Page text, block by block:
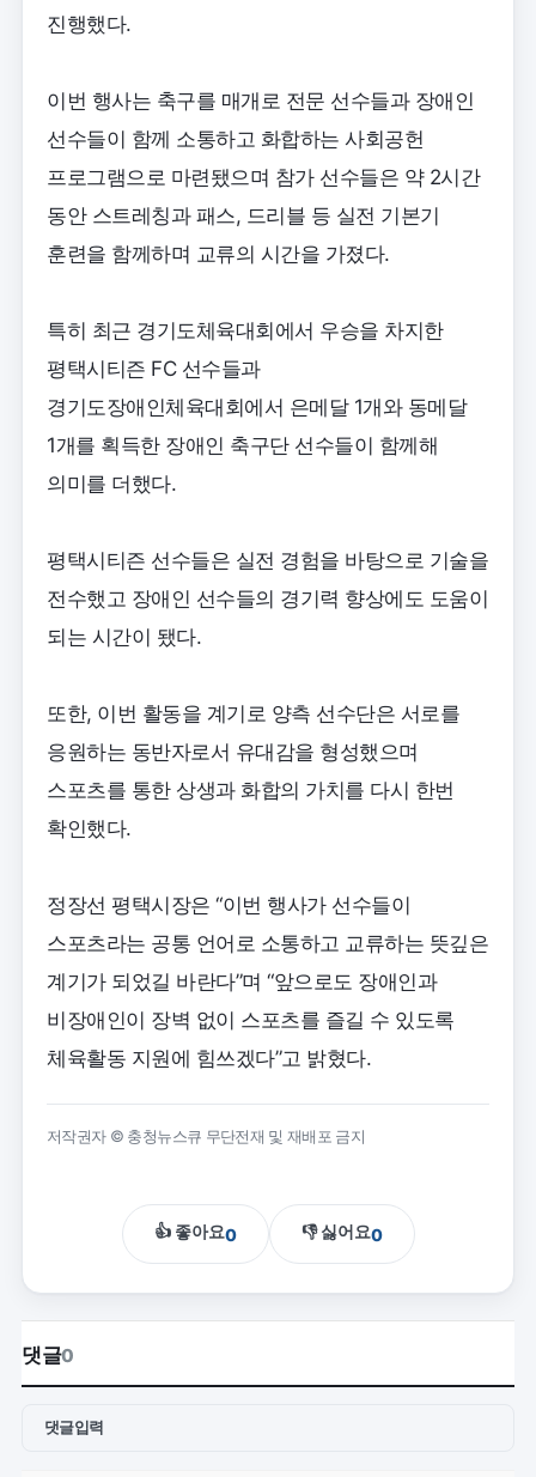
진행했다.
이번 행사는 축구를 매개로 전문 선수들과 장애인
선수들이 함께 소통하고 화합하는 사회공헌
프로그램으로 마련됐으며 참가 선수들은 약 2시간
동안 스트레칭과 패스, 드리블 등 실전 기본기
훈련을 함께하며 교류의 시간을 가졌다.
특히 최근 경기도체육대회에서 우승을 차지한
평택시티즌 FC 선수들과
경기도장애인체육대회에서 은메달 1개와 동메달
1개를 획득한 장애인 축구단 선수들이 함께해
의미를 더했다.
평택시티즌 선수들은 실전 경험을 바탕으로 기술을
전수했고 장애인 선수들의 경기력 향상에도 도움이
되는 시간이 됐다.
또한, 이번 활동을 계기로 양측 선수단은 서로를
응원하는 동반자로서 유대감을 형성했으며
스포츠를 통한 상생과 화합의 가치를 다시 한번
확인했다.
정장선 평택시장은 “이번 행사가 선수들이
스포츠라는 공통 언어로 소통하고 교류하는 뜻깊은
계기가 되었길 바란다”며 “앞으로도 장애인과
비장애인이 장벽 없이 스포츠를 즐길 수 있도록
체육활동 지원에 힘쓰겠다”고 밝혔다.
저작권자 © 충청뉴스큐 무단전재 및 재배포 금지
👍 좋아요0 👎 싫어요0
댓글0
댓글입력